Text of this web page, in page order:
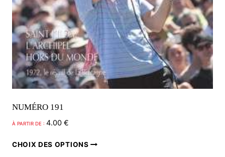
NUMÉRO 191
À PARTIR DE : 4.00 €
CHOIX DES OPTIONS